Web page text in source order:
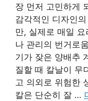
장 먼저 고민하게
감각적인 디자인
만, 실제로 매일
나 관리의 번거로
기가 잦은 양배추
질할 때 칼날이 무
고 의외로 위험한
칼은 단순히 잘 …